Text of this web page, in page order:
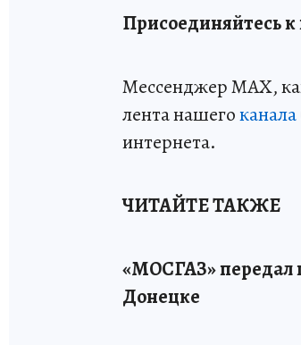
Присоединяйтесь
Мессенджер MAX,
лента нашегоканала
интернета.
ЧИТАЙТЕ ТАКЖЕ
«МОСГАЗ» передал
Донецке